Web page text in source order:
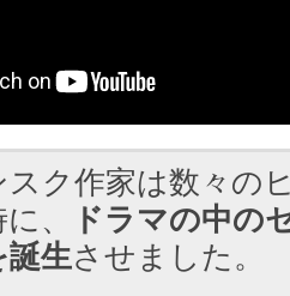
スク作家は数々の
、
ドラマの中の
誕生させました。